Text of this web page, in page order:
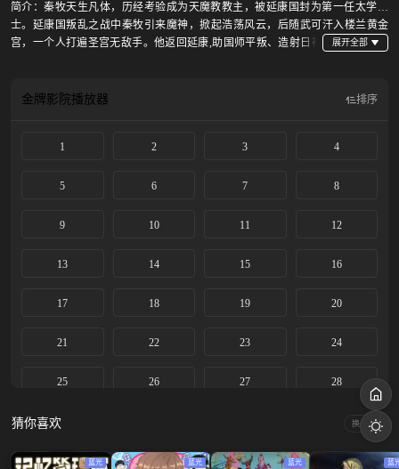
简介：秦牧天生凡体，历经考验成为天魔教教主，被延康国封为第一任太学博
士。延康国叛乱之战中秦牧引来魔神，掀起浩荡风云，后随武可汗入楼兰黄金
宫，一个人打遍圣宫无敌手。他返回延康,助国师平叛、造射日神
金牌影院播放器 排序
1 2 3 4
5 6 7 8
9 10 11 12
13 14 15 16
17 18 19 20
21 22 23 24
25 26 27 28
29
33 35
猜你喜欢 换一换
蓝光 蓝光 蓝光 蓝